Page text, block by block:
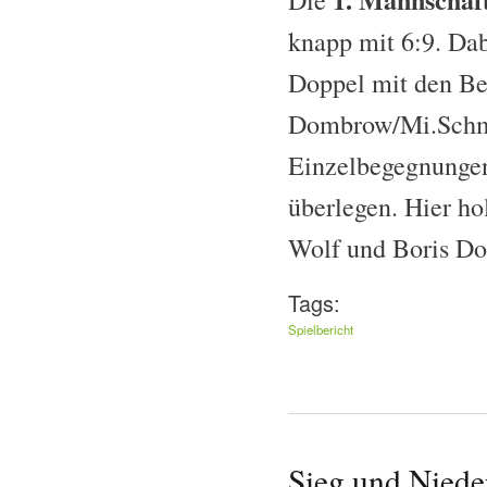
knapp mit 6:9.
Doppel mit den
Dombrow/
überlegen. Hier
Wolf und Boris
Tags:
Spielbericht